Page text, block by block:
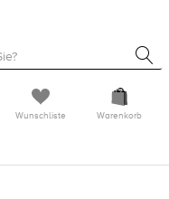
Wunschliste Warenkorb